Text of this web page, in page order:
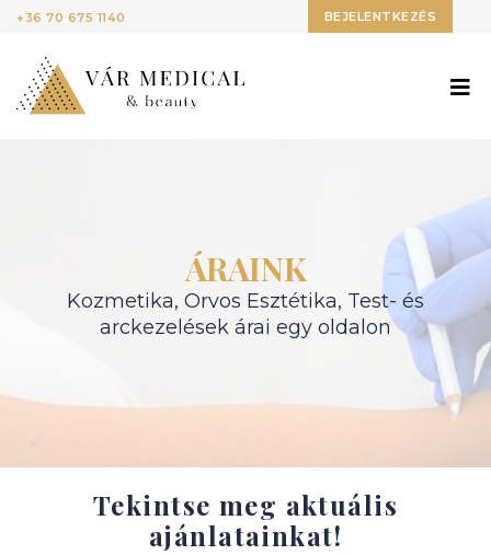
+36 70 675 1140 BEJELENTKEZÉS
ÁRAINK
Kozmetika, Orvos Esztétika, Test- és
arckezelések árai egy oldalon
Tekintse meg aktuális
ajánlatainkat!